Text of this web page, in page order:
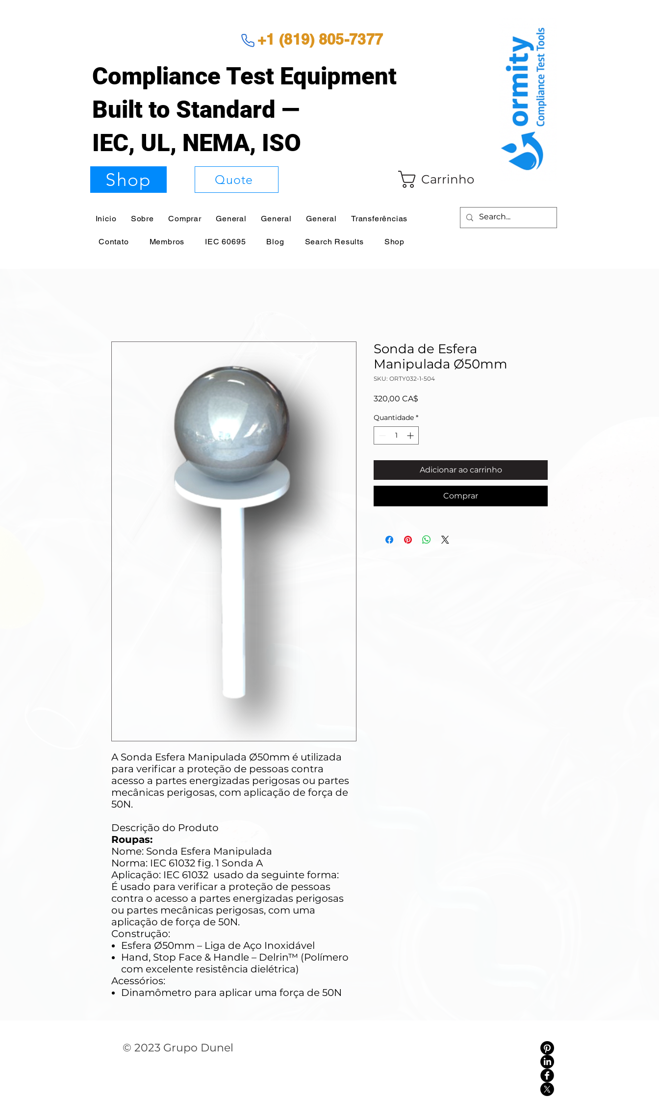
+1 (819) 805-7377
Compliance Test Equipment
Built to Standard —
IEC, UL, NEMA, ISO
Shop Quote Carrinho
Inicio Sobre Comprar General General General Transferências
Contato Membros IEC 60695 Blog Search Results Shop
A Sonda Esfera Manipulada Ø50mm é utilizada
para verificar a proteção de pessoas contra
acesso a partes energizadas perigosas ou partes
mecânicas perigosas, com aplicação de força de
50N.
Descrição do Produto
Roupas:
Nome: Sonda Esfera Manipulada
Norma: IEC 61032 fig. 1 Sonda A
Aplicação: IEC 61032 usado da seguinte forma:
É usado para verificar a proteção de pessoas
contra o acesso a partes energizadas perigosas
ou partes mecânicas perigosas, com uma
aplicação de força de 50N.
Construção:
Esfera Ø50mm – Liga de Aço Inoxidável
Hand, Stop Face & Handle – Delrin™ (Polímero
com excelente resistência dielétrica)
Acessórios:
Dinamômetro para aplicar uma força de 50N
Sonda de Esfera
Manipulada Ø50mm
SKU: ORTY032-1-504
320,00 CA$
Quantidade *
Adicionar ao carrinho
Comprar
© 2023 Grupo Dunel